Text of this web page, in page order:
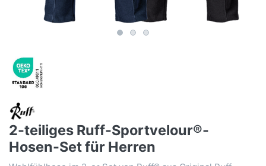
2-teiliges Ruff-Sportvelour®-
Hosen-Set für Herren